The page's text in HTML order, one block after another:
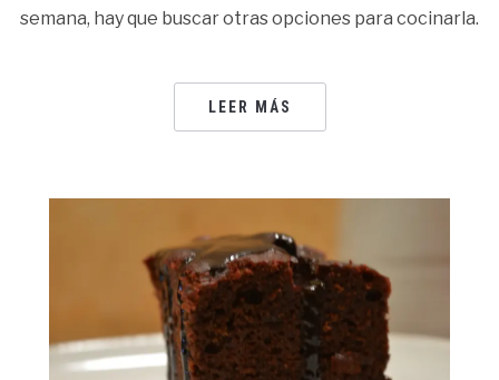
semana, hay que buscar otras opciones para cocinarla.
LEER MÁS